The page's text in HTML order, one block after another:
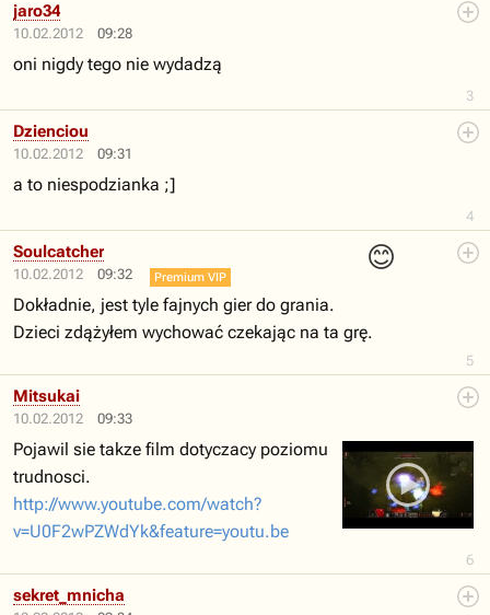
10.02.2012 09:28
3
jaro34
oni nigdy tego nie wydadzą
10.02.2012 09:31
4
Dzienciou
a to niespodzianka ;]
10.02.2012 09:32
😊
5
Soulcatcher
Premium VIP
Dokładnie, jest tyle fajnych gier do grania.
Dzieci zdążyłem wychować czekając na ta grę.
10.02.2012 09:33
6
Mitsukai
Pojawil sie takze film dotyczacy poziomu
trudnosci.
http://www.youtube.com/watch?
v=U0F2wPZWdYk&feature=youtu.be
sekret_mnicha